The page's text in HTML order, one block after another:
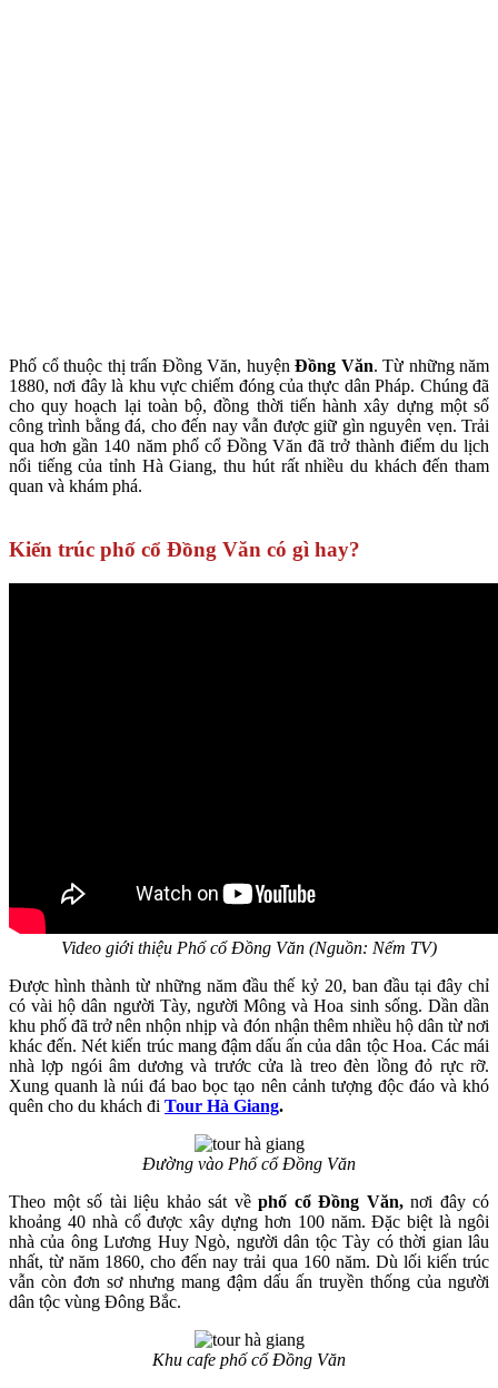
Phố cổ thuộc thị trấn Đồng Văn, huyện Đồng Văn. Từ những năm
1880, nơi đây là khu vực chiếm đóng của thực dân Pháp. Chúng đã
cho quy hoạch lại toàn bộ, đồng thời tiến hành xây dựng một số
công trình bằng đá, cho đến nay vẫn được giữ gìn nguyên vẹn. Trải
qua hơn gần 140 năm phố cổ Đồng Văn đã trở thành điểm du lịch
nổi tiếng của tỉnh Hà Giang, thu hút rất nhiều du khách đến tham
quan và khám phá.
Kiến trúc phố cổ Đồng Văn có gì hay?
Video giới thiệu Phố cổ Đồng Văn (Nguồn: Nếm TV)
Được hình thành từ những năm đầu thế kỷ 20, ban đầu tại đây chỉ
có vài hộ dân người Tày, người Mông và Hoa sinh sống. Dần dần
khu phố đã trở nên nhộn nhịp và đón nhận thêm nhiều hộ dân từ nơi
khác đến. Nét kiến trúc mang đậm dấu ấn của dân tộc Hoa. Các mái
nhà lợp ngói âm dương và trước cửa là treo đèn lồng đỏ rực rỡ.
Xung quanh là núi đá bao bọc tạo nên cảnh tượng độc đáo và khó
quên cho du khách đi Tour Hà Giang.
Đường vào Phố cổ Đồng Văn
Theo một số tài liệu khảo sát về phố cổ Đồng Văn, nơi đây có
khoảng 40 nhà cổ được xây dựng hơn 100 năm. Đặc biệt là ngôi
nhà của ông Lương Huy Ngò, người dân tộc Tày có thời gian lâu
nhất, từ năm 1860, cho đến nay trải qua 160 năm. Dù lối kiến trúc
vẫn còn đơn sơ nhưng mang đậm dấu ấn truyền thống của người
dân tộc vùng Đông Bắc.
Khu cafe phố cổ Đồng Văn